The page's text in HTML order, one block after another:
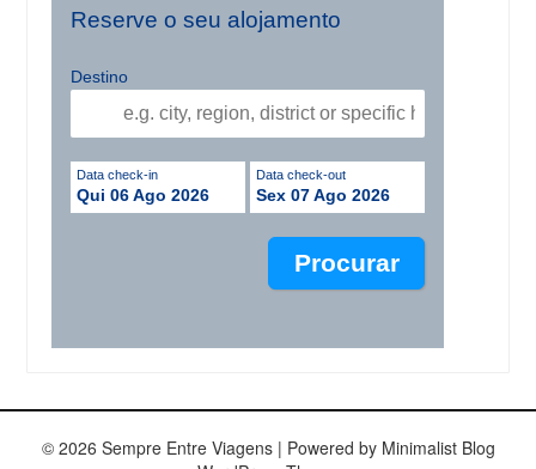
Reserve o seu alojamento
Destino
Data check-in
Qui 06 Ago 2026
Data check-out
Sex 07 Ago 2026
© 2026 Sempre Entre Viagens | Powered by Minimalist Blog